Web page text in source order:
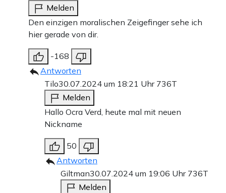
Melden
Den einzigen moralischen Zeigefinger sehe ich
hier gerade von dir.
-168
Antworten
Tilo30.07.2024 um 18:21 Uhr 736T
Melden
Hallo Ocra Verd, heute mal mit neuen
Nickname
50
Antworten
Giltman30.07.2024 um 19:06 Uhr 736T
Melden